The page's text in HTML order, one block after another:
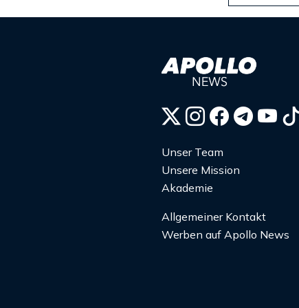
Unser Team
Unsere Mission
Akademie
Allgemeiner Kontakt
Werben auf Apollo News